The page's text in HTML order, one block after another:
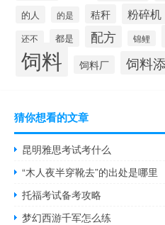
的人 的是 秸秆 粉碎机
还不 都是 配方 锦鲤
饲料 饲料厂 饲料
猜你想看的文章
昆明雅思考试考什么
“木人夜半穿靴去”的出处是哪里
托福考试备考攻略
梦幻西游千军怎么练